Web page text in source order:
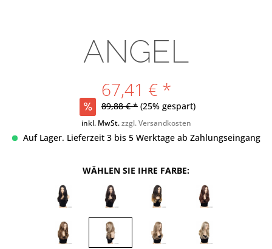
ANGEL
67,41 € *
89,88 € * (25% gespart)
inkl. MwSt.zzgl. Versandkosten
Auf Lager. Lieferzeit 3 bis 5 Werktage ab Zahlungseingang
WÄHLEN SIE IHRE FARBE: